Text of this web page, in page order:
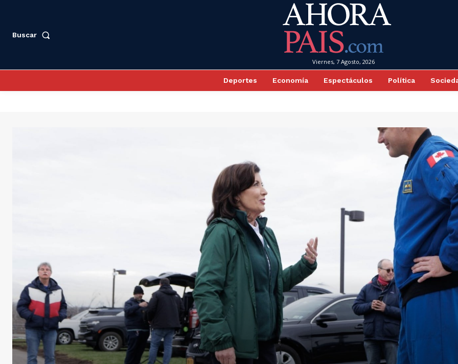
Buscar
Viernes, 7 Agosto, 2026
Deportes Economía Espectáculos Política